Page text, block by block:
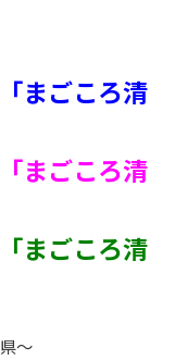
まごころ清
まごころ清
まごころ清
～